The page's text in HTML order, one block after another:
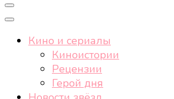
Кино и сериалы
Киноистории
Рецензии
Герой дня